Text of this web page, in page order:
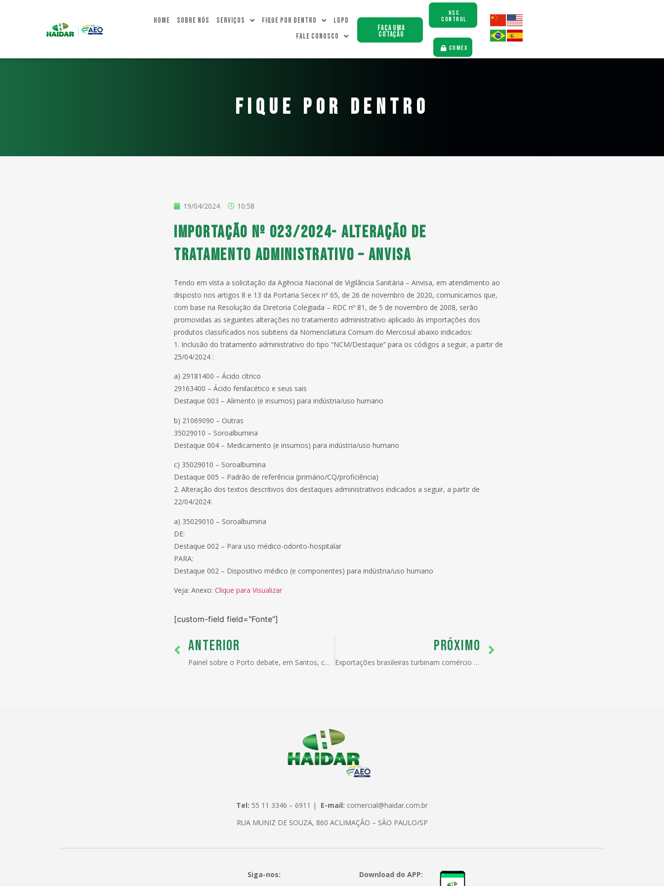
Home Sobre Nós Serviços Fique Por dentro
LGPD
Fale Conosco
Faça uma
Cotação
HSC
CONTROL
COMEX
FIQUE POR DENTRO
19/04/2024 10:58
Importação nº 023/2024- Alteração de
tratamento administrativo – Anvisa
Tendo em vista a solicitação da Agência Nacional de Vigilância Sanitária – Anvisa, em atendimento ao
disposto nos artigos 8 e 13 da Portaria Secex nº 65, de 26 de novembro de 2020, comunicamos que,
com base na Resolução da Diretoria Colegiada – RDC nº 81, de 5 de novembro de 2008, serão
promovidas as seguintes alterações no tratamento administrativo aplicado às importações dos
produtos classificados nos subitens da Nomenclatura Comum do Mercosul abaixo indicados:
1. Inclusão do tratamento administrativo do tipo “NCM/Destaque” para os códigos a seguir, a partir de
25/04/2024 :
a) 29181400 – Ácido cítrico
29163400 – Ácido fenilacético e seus sais
Destaque 003 – Alimento (e insumos) para indústria/uso humano
b) 21069090 – Outras
35029010 – Soroalbumina
Destaque 004 – Medicamento (e insumos) para indústria/uso humano
c) 35029010 – Soroalbumina
Destaque 005 – Padrão de referência (primário/CQ/proficiência)
2. Alteração dos textos descritivos dos destaques administrativos indicados a seguir, a partir de
22/04/2024:
a) 35029010 – Soroalbumina
DE:
Destaque 002 – Para uso médico-odonto-hospitalar
PARA:
Destaque 002 – Dispositivo médico (e componentes) para indústria/uso humano
Veja: Anexo: Clique para Visualizar
[custom-field field="Fonte"]
ANTERIOR
Painel sobre o Porto debate, em Santos, controle eficaz e despacho sobre águas
PRÓXIMO
Exportações brasileiras turbinam comércio com os EUA, destaca Monitor da Amcham
Tel: 55 11 3346 – 6911 | E-mail: comercial@haidar.com.br
RUA MUNIZ DE SOUZA, 860 ACLIMAÇÃO – SÃO PAULO/SP
Siga-nos: Download do APP: